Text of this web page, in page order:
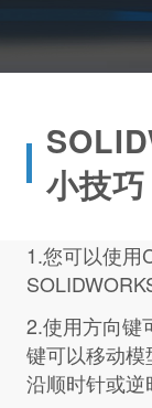
小技巧
1.您可以使用
2.使用方向键
键可以移动模
沿顺时针或逆